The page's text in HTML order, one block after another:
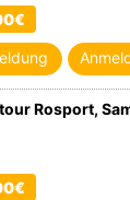
Rosport,